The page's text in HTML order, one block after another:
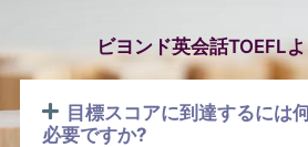
ビヨンド英会話TOEFL
目標スコアに到達するには
必要ですか?